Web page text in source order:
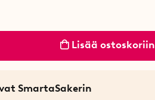
Lisää ostoskoriin
SmartaSakerin